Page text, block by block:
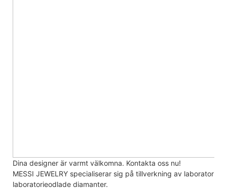
Dina designer är varmt välkomna. Kontakta oss nu!
MESSI JEWELRY specialiserar sig på tillverkning av
laboratorieodlade diamanter.